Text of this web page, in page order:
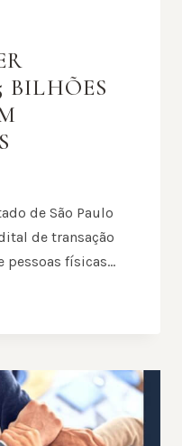
BILHÕES
de São Paulo
de transação
físicas…